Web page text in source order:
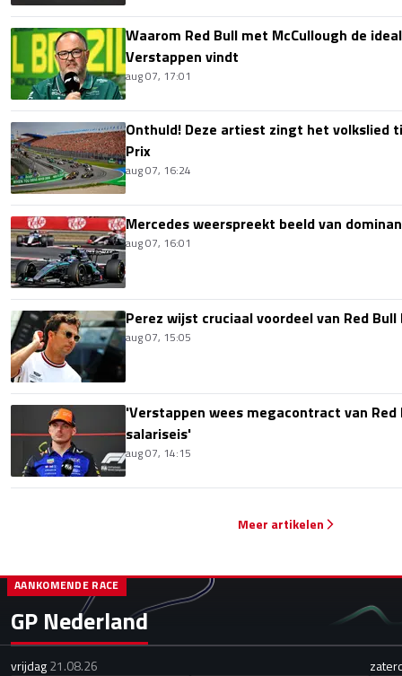
Waarom Red Bull met McCullough de
Verstappen vindt
aug 07, 17:01
Onthuld! Deze artiest zingt het volkslied
Prix
aug 07, 16:24
Mercedes weerspreekt beeld van
aug 07, 16:01
Perez wijst cruciaal voordeel van Red Bull
aug 07, 15:05
'Verstappen wees megacontract van
salariseis'
aug 07, 14:15
Meer artikelen
GP Nederland
AANKOMENDE RACE
vrijdag21.08.26